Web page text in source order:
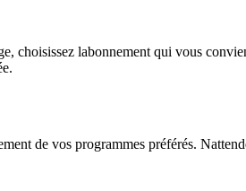
labonnement qui vous
de vos programmes préférés.